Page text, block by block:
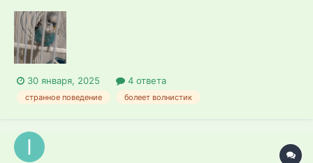
Симптомы: судорожное состояние (качал головой в разные
стороны, падал вперед, был де...
30 января, 2025 4 ответа
странное поведение болеет волнистик